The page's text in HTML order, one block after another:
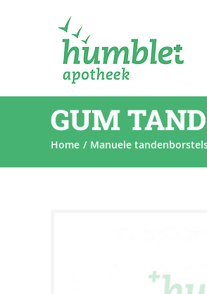
GUM
Home Manuele